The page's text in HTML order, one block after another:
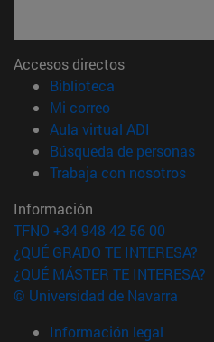
Accesos directos
Biblioteca
Mi correo(abre en nueva
Aula virtual ADI
Búsqueda de personas
Trabaja con nosotros
Información
TFNO +34 948 42 56 00
¿QUÉ GRADO TE INTERESA?
¿QUÉ MÁSTER TE INTERESA?
© Universidad de Navarra
Información legal